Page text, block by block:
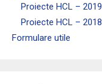
Proiecte HCL – 2019
Proiecte HCL – 2018
Formulare utile